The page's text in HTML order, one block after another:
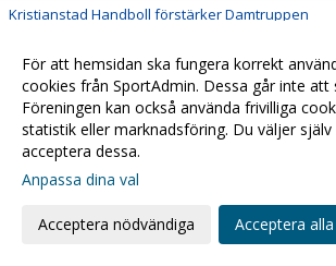
Kristianstad Handboll förstärker Damtruppen
Kompisfika för integration!
Daxs för match!!
Äntligen hemmamatch igen!
Veckans tillbakablick: Ulf Schefvert
Lottningen klar - vi möter...
För att hemsidan ska fungera korrekt
cookies från SportAdmin. Dessa går inte att
Föreningen kan också använda frivilliga
statistik eller marknadsföring. Du väljer själv
acceptera dessa.
Anpassa dina val
Acceptera nödvändiga Acceptera alla